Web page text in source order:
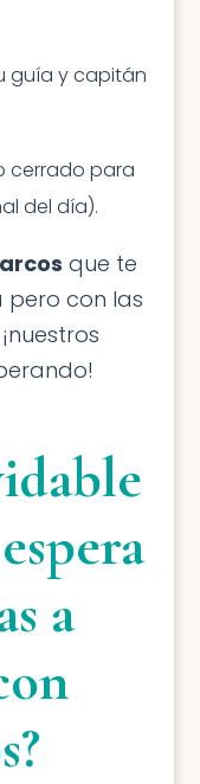
guía y capitán
cerrado para
del día).
que te
pero con las
a